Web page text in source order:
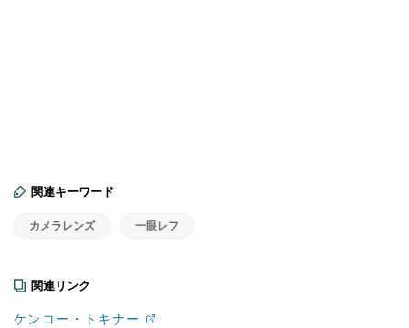
関連キーワード
カメラレンズ 一眼レフ
関連リンク
ケンコー・トキナー